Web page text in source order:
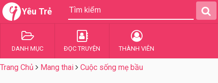
Yêu Trẻ
DANH MỤC ĐỌC TRUYỆN THÀNH VIÊN
Trang Chủ Mang thai Cuộc sống mẹ bầu